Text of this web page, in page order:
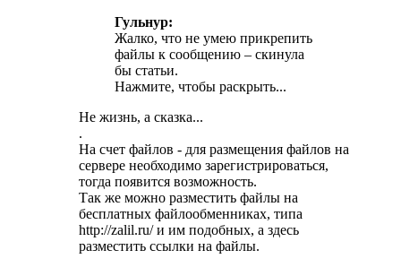
Гульнур:
Жалко, что не умею прикрепить
файлы к сообщению – скинула
бы статьи.
Нажмите, чтобы раскрыть...
Не жизнь, а сказка...
.
На счет файлов - для размещения файлов на
сервере необходимо зарегистрироваться,
тогда появится возможность.
Так же можно разместить файлы на
бесплатных файлообменниках, типа
http://zalil.ru/ и им подобных, а здесь
разместить ссылки на файлы.